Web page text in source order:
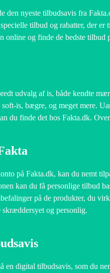
den nyeste tilbudsavis fra
tilbud og rabatter, der
online og finde de bedste tilbud
udvalg af is, både kendte
is, bægre, og meget mere.
du finde det hos Fakta.dk.
på Fakta.dk, kan du nemt
kan du få personlige tilbud
på de produkter, du
skræddersyet og personlig.
en digital tilbudsavis, som du